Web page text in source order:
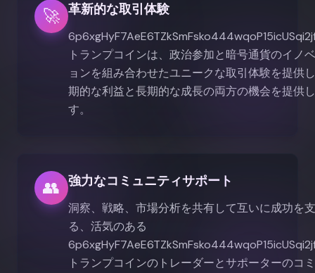
🚀 革新的な取引体験
トランプコインは、政治参加と暗号通貨のイノ
ョンを組み合わせたユニークな取引体験を提供
期的な利益と長期的な成長の両方の機会を提供
す。
👥 強力なコミュニティサポート
洞察、戦略、市場分析を共有して互いに成功を
る、活気のある
トランプコインのトレーダーとサポーターのコ